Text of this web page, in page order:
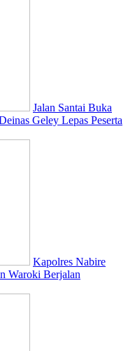
Jalan Santai Buka
Geley Lepas Peserta
Kapolres Nabire
Waroki Berjalan